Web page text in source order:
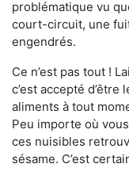
problématique vu
court-circuit, une
engendrés.
Ce n’est pas tout !
c’est accepté
aliments à tout
Peu importe où
ces nuisibles
sésame. C’est